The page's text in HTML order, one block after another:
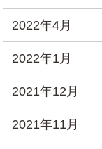
2022年4月
2022年1月
2021年12月
2021年11月